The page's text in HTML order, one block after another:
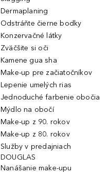
Dermaplaning
Odstráňte čierne bodky
Konzervačné látky
Zväčšite si oči
Kamene gua sha
Make-up pre začiatočníkov
Lepenie umelých rias
Jednoduché farbenie obočia
Mýdlo na obočí
Make-up z 90. rokov
Make-up z 80. rokov
Služby v predajniach
DOUGLAS
Nanášanie make-upu